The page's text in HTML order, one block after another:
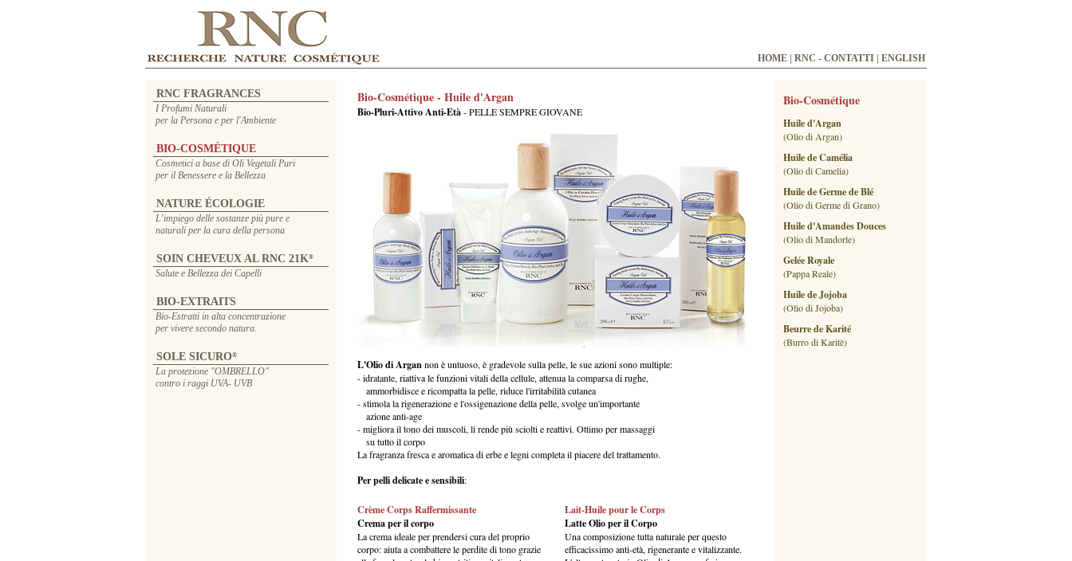
HOME RNC - CONTATTI ENGLISH
RNC FRAGRANCES
I Profumi Naturali
per la Persona e per l'Ambiente
BIO-COSMÉTIQUE
Cosmetici a base di Oli Vegetali Puri
per il Benessere e la Bellezza
NATURE ÉCOLOGIE
L'impiego delle sostanze più pure e
naturali per la cura della persona
SOIN CHEVEUX AL RNC 21K®
Salute e Bellezza dei Capelli
BIO-EXTRAITS
Bio-Estratti in alta concentrazione
per vivere secondo natura.
SOLE SICURO®
La protezione "OMBRELLO"
contro i raggi UVA- UVB
Bio-Cosmétique - Huile d'Argan
Bio-Pluri-Attivo Anti-Età- PELLE SEMPRE GIOVANE
L'Olio di Argannon è untuoso, è gradevole sulla pelle, le sue azioni sono multiple:
- idratante, riattiva le funzioni vitali della cellule, attenua la comparsa di rughe,
ammorbidisce e ricompatta la pelle, riduce l'irritabilità cutanea
- stimola la rigenerazione e l'ossigenazione della pelle, svolge un'importante
azione anti-age
- migliora il tono dei muscoli, li rende più sciolti e reattivi. Ottimo per massaggi
su tutto il corpo
La fragranza fresca e aromatica di erbe e legni completa il piacere del trattamento.
Per pelli delicate e sensibili:
Crème Corps Raffermissante
Crema per il corpo
La crema ideale per prendersi cura del proprio
corpo: aiuta a combattere le perdite di tono grazie
Lait-Huile pour le Corps
Latte Olio per il Corpo
Una composizione tutta naturale per questo
efficacissimo anti-età, rigenerante e vitalizzante.
Bio-Cosmétique
Huile d'Argan
(Olio di Argan)
Huile de Camélia
(Olio di Camelia)
Huile de Germe de Blé
(Olio di Germe di Grano)
Huile d'Amandes Douces
(Olio di Mandorle)
Gelée Royale
(Pappa Reale)
Huile de Jojoba
(Olio di Jojoba)
Beurre de Karité
(Burro di Karitè)